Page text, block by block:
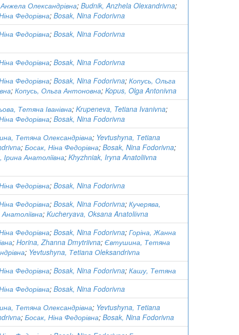
Анжела Олександрівна; Budnik, Anzhela Olexandrivna;
Федорівна; Bosak, Nina Fodorivna
Федорівна; Bosak, Nina Fodorivna
Федорівна; Bosak, Nina Fodorivna
Федорівна; Bosak, Nina Fodorivna; Копусь, Ольга
; Копусь, Ольга Антоновна; Kopus, Olga Antonivna
Тетяна Іванівна; Krupeneva, Tetiana Ivanivna;
Федорівна; Bosak, Nina Fodorivna
Тетяна Олександрівна; Yevtushyna, Тetiana
; Босак, Ніна Федорівна; Bosak, Nina Fodorivna;
Анатоліївна; Khyzhniak, Iryna Anatoliivna
Федорівна; Bosak, Nina Fodorivna
Федорівна; Bosak, Nina Fodorivna; Кучерява,
; Kucheryava, Oksana Anatoliіvna
Федорівна; Bosak, Nina Fodorivna; Горіна, Жанна
; Horina, Zhanna Dmytriivna; Євтушина, Тетяна
; Yevtushyna, Тetiana Оleksandrivnа
Федорівна; Bosak, Nina Fodorivna; Кашу, Тетяна
Федорівна; Bosak, Nina Fodorivna
Тетяна Олександрівна; Yevtushyna, Тetiana
; Босак, Ніна Федорівна; Bosak, Nina Fodorivna